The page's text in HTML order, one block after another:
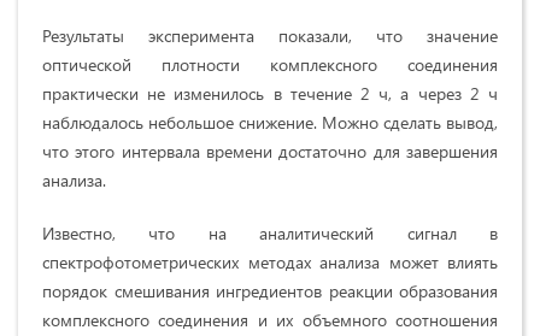
Результаты эксперимента показали, что значение
оптической плотности комплексного соединения
практически не изменилось в течение 2 ч, а через 2 ч
наблюдалось небольшое снижение. Можно сделать вывод,
что этого интервала времени достаточно для завершения
анализа.
Известно, что на аналитический сигнал в
спектрофотометрических методах анализа может влиять
порядок смешивания ингредиентов реакции образования
комплексного соединения и их объемного соотношения